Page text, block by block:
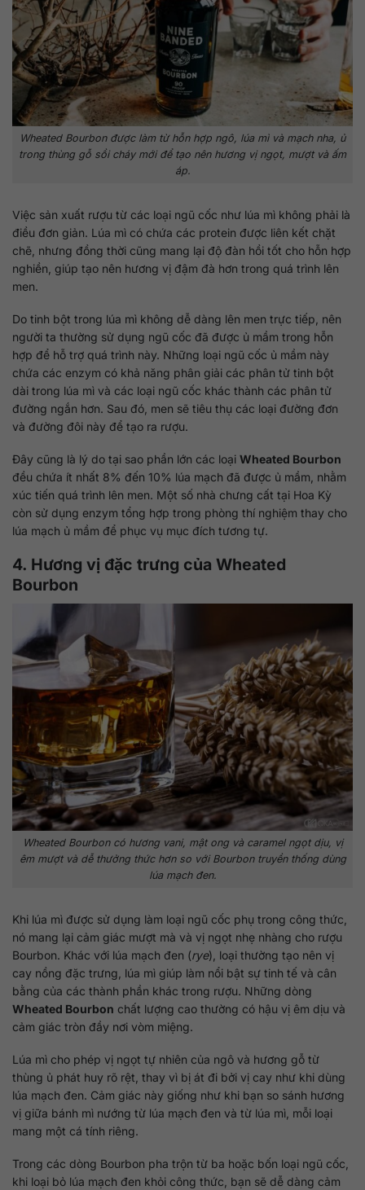
Wheated Bourbon được làm từ hỗn hợp ngô, lúa mì và mạch nha, ủ
trong thùng gỗ sồi cháy mới để tạo nên hương vị ngọt, mượt và ấm
áp.
Việc sản xuất rượu từ các loại ngũ cốc như lúa mì không phải là
điều đơn giản. Lúa mì có chứa các protein được liên kết chặt
chẽ, nhưng đồng thời cũng mang lại độ đàn hồi tốt cho hỗn hợp
nghiền, giúp tạo nên hương vị đậm đà hơn trong quá trình lên
men.
Do tinh bột trong lúa mì không dễ dàng lên men trực tiếp, nên
người ta thường sử dụng ngũ cốc đã được ủ mầm trong hỗn
hợp để hỗ trợ quá trình này. Những loại ngũ cốc ủ mầm này
chứa các enzym có khả năng phân giải các phân tử tinh bột
dài trong lúa mì và các loại ngũ cốc khác thành các phân tử
đường ngắn hơn. Sau đó, men sẽ tiêu thụ các loại đường đơn
và đường đôi này để tạo ra rượu.
Đây cũng là lý do tại sao phần lớn các loại Wheated Bourbon
đều chứa ít nhất 8% đến 10% lúa mạch đã được ủ mầm, nhằm
xúc tiến quá trình lên men. Một số nhà chưng cất tại Hoa Kỳ
còn sử dụng enzym tổng hợp trong phòng thí nghiệm thay cho
lúa mạch ủ mầm để phục vụ mục đích tương tự.
4. Hương vị đặc trưng của Wheated
Bourbon
Wheated Bourbon có hương vani, mật ong và caramel ngọt dịu, vị
êm mượt và dễ thưởng thức hơn so với Bourbon truyền thống dùng
lúa mạch đen.
Khi lúa mì được sử dụng làm loại ngũ cốc phụ trong công thức,
nó mang lại cảm giác mượt mà và vị ngọt nhẹ nhàng cho rượu
Bourbon. Khác với lúa mạch đen (rye), loại thường tạo nên vị
cay nồng đặc trưng, lúa mì giúp làm nổi bật sự tinh tế và cân
bằng của các thành phần khác trong rượu. Những dòng
Wheated Bourbon chất lượng cao thường có hậu vị êm dịu và
cảm giác tròn đầy nơi vòm miệng.
Lúa mì cho phép vị ngọt tự nhiên của ngô và hương gỗ từ
thùng ủ phát huy rõ rệt, thay vì bị át đi bởi vị cay như khi dùng
lúa mạch đen. Cảm giác này giống như khi bạn so sánh hương
vị giữa bánh mì nướng từ lúa mạch đen và từ lúa mì, mỗi loại
mang một cá tính riêng.
Trong các dòng Bourbon pha trộn từ ba hoặc bốn loại ngũ cốc,
khi loại bỏ lúa mạch đen khỏi công thức, bạn sẽ dễ dàng cảm